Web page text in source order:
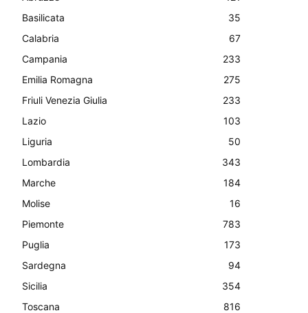
Basilicata
35
Calabria
67
Campania
233
Emilia Romagna
275
Friuli Venezia Giulia
233
Lazio
103
Liguria
50
Lombardia
343
Marche
184
Molise
16
Piemonte
783
Puglia
173
Sardegna
94
Sicilia
354
Toscana
816